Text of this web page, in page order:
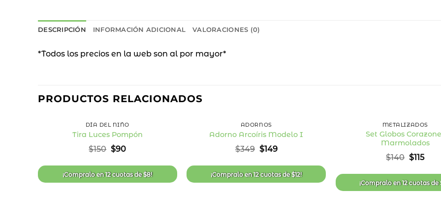
DESCRIPCIÓN INFORMACIÓN ADICIONAL VALORACIONES (0)
*Todos los precios en la web son al por mayor*
PRODUCTOS RELACIONADOS
%
OFF
40
de
deseos
DÍA DEL NIÑO
Tira Luces Pompón
$150 El
original
era:
$150.
$90El
actual
es:
$90.
¡Compralo en12 cuotasde$8!
de
deseos
ADORNOS
Adorno Arcoíris Modelo I
$349 El
original
era:
$349.
$149El
actual
es:
$149.
¡Compralo en12 cuotasde$12!
METALIZADOS
Set Globos
Marmolados
$140 El
original
era:
$140.
$115El
es:
$115.
¡Compralo en12 cuotasde